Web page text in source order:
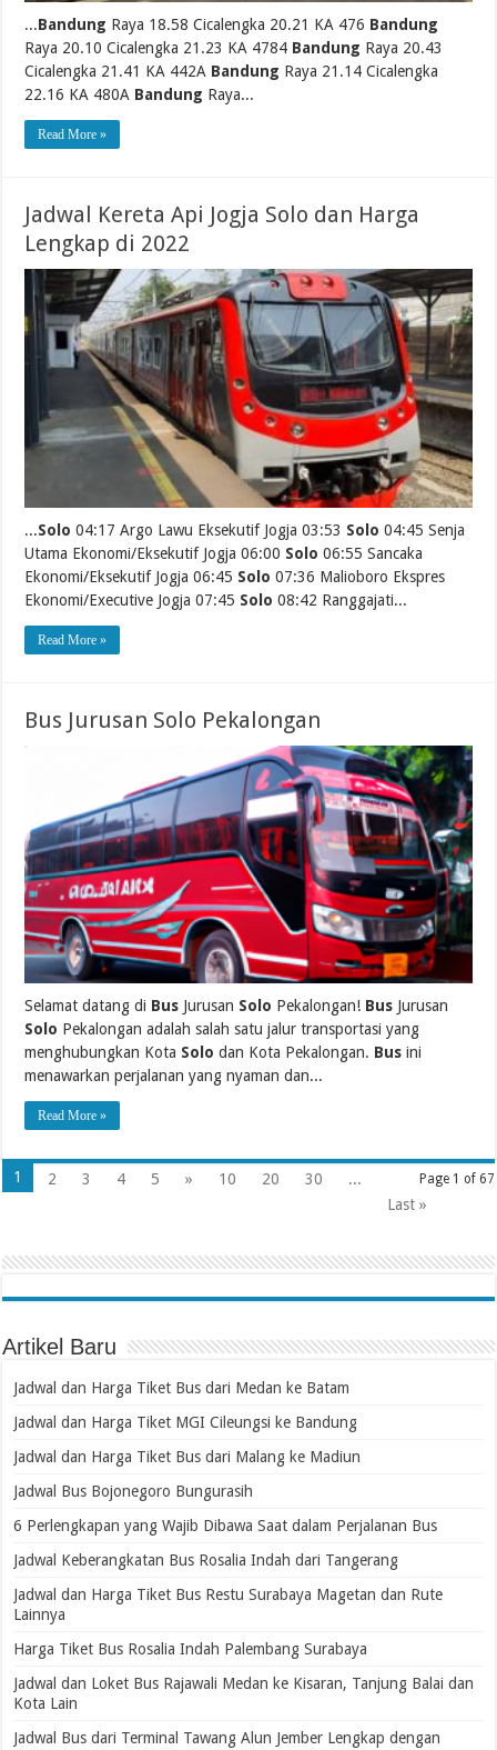
...Bandung Raya 18.58 Cicalengka 20.21 KA 476 Bandung
Raya 20.10 Cicalengka 21.23 KA 4784 Bandung Raya 20.43
Cicalengka 21.41 KA 442A Bandung Raya 21.14 Cicalengka
22.16 KA 480A Bandung Raya...
Read More »
Jadwal Kereta Api Jogja Solo dan Harga
Lengkap di 2022
...Solo 04:17 Argo Lawu Eksekutif Jogja 03:53 Solo 04:45 Senja
Utama Ekonomi/Eksekutif Jogja 06:00 Solo 06:55 Sancaka
Ekonomi/Eksekutif Jogja 06:45 Solo 07:36 Malioboro Ekspres
Ekonomi/Executive Jogja 07:45 Solo 08:42 Ranggajati...
Read More »
Bus Jurusan Solo Pekalongan
Selamat datang di Bus Jurusan Solo Pekalongan! Bus Jurusan
Solo Pekalongan adalah salah satu jalur transportasi yang
menghubungkan Kota Solo dan Kota Pekalongan. Bus ini
menawarkan perjalanan yang nyaman dan...
Read More »
Page 1 of 67
1 2 3 4 5 » 10 20 30
...
Last »
Artikel Baru
Jadwal dan Harga Tiket Bus dari Medan ke Batam
Jadwal dan Harga Tiket MGI Cileungsi ke Bandung
Jadwal dan Harga Tiket Bus dari Malang ke Madiun
Jadwal Bus Bojonegoro Bungurasih
6 Perlengkapan yang Wajib Dibawa Saat dalam Perjalanan Bus
Jadwal Keberangkatan Bus Rosalia Indah dari Tangerang
Jadwal dan Harga Tiket Bus Restu Surabaya Magetan dan Rute
Lainnya
Harga Tiket Bus Rosalia Indah Palembang Surabaya
Jadwal dan Loket Bus Rajawali Medan ke Kisaran, Tanjung Balai dan
Kota Lain
Jadwal Bus dari Terminal Tawang Alun Jember Lengkap dengan